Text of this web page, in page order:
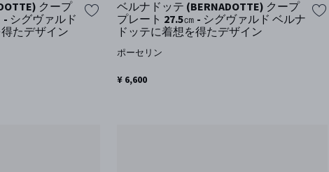
クープ
シグヴァルド
たデザイン
ベルナドッテ (BERNADOTTE) クープ
プレート 27.5㎝ - シグヴァルド ベルナ
ドッテに着想を得たデザイン
ポーセリン
¥ 6,600